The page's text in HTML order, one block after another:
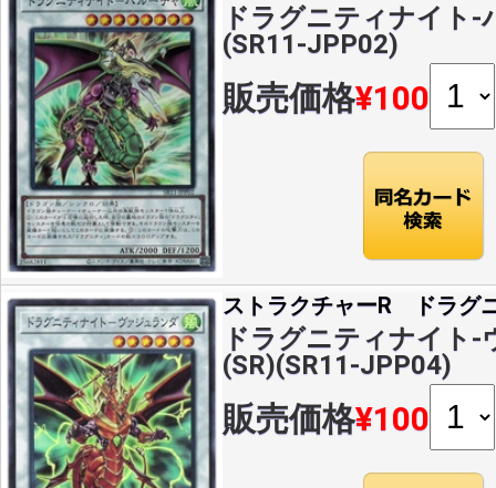
ドラグニティナイト-
(SR11-JPP02)
販売価格¥100
ストラクチャーR ドラグ
ドラグニティナイト
(SR)(SR11-JPP04)
販売価格¥100